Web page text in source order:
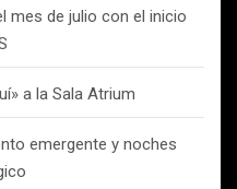
mes de julio con el inicio
a la Sala Atrium
emergente y noches